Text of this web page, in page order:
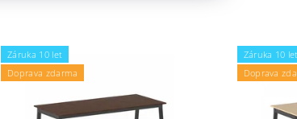
Záruka 10 let
Doprava zdarma
Záruka 10 let
Doprava